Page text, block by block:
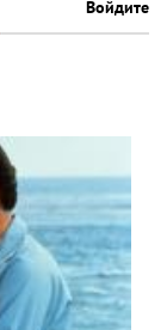
Войдите